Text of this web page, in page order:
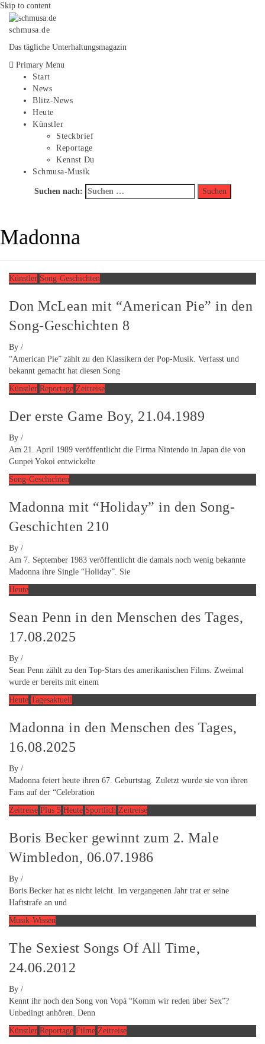
Skip to content
schmusa.de
Das tägliche Unterhaltungsmagazin
Primary Menu
Start
News
Blitz-News
Heute
Künstler
Steckbrief
Reportage
Kennst Du
Schmusa-Musik
Suchen nach:
Madonna
Künstler Song-Geschichten
Don McLean mit “American Pie” in den
Song-Geschichten 8
By /
“American Pie” zählt zu den Klassikern der Pop-Musik. Verfasst und
bekannt gemacht hat diesen Song
Künstler Reportage Zeitreise
Der erste Game Boy, 21.04.1989
By /
Am 21. April 1989 veröffentlicht die Firma Nintendo in Japan die von
Gunpei Yokoi entwickelte
Song-Geschichten
Madonna mit “Holiday” in den Song-
Geschichten 210
By /
Am 7. September 1983 veröffentlicht die damals noch wenig bekannte
Madonna ihre Single “Holiday”. Sie
Heute
Sean Penn in den Menschen des Tages,
17.08.2025
By /
Sean Penn zählt zu den Top-Stars des amerikanischen Films. Zweimal
wurde er bereits mit einem
Heute Tagesaktuell
Madonna in den Menschen des Tages,
16.08.2025
By /
Madonna feiert heute ihren 67. Geburtstag. Zuletzt wurde sie von ihren
Fans auf der “Celebration
Zeitreise Plus 5 Heute Sportlich Zeitreise
Boris Becker gewinnt zum 2. Male
Wimbledon, 06.07.1986
By /
Boris Becker hat es nicht leicht. Im vergangenen Jahr trat er seine
Haftstrafe an und
Musik-Wissen
The Sexiest Songs Of All Time,
24.06.2012
By /
Kennt ihr noch den Song von Vopá “Komm wir reden über Sex”?
Unbedingt anhören. Denn
Künstler Reportage Filme Zeitreise